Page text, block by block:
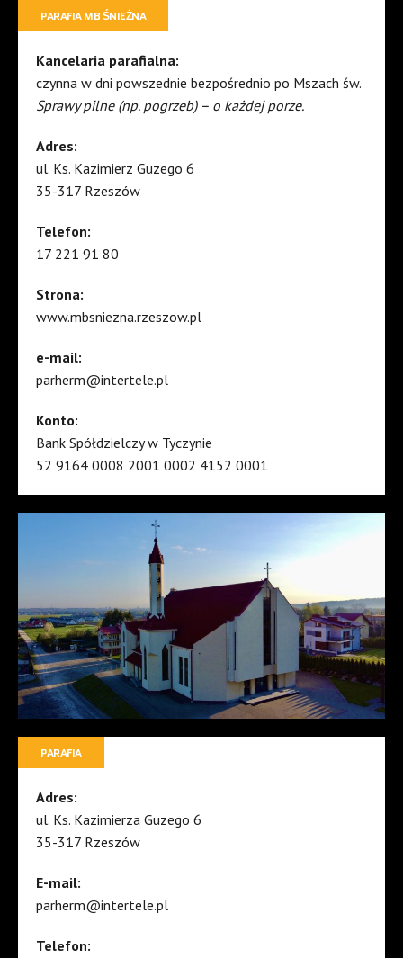
PARAFIA MB ŚNIEŻNA
Kancelaria parafialna:
czynna w dni powszednie bezpośrednio po Mszach św.
Sprawy pilne (np. pogrzeb) – o każdej porze.
Adres:
ul. Ks. Kazimierz Guzego 6
35-317 Rzeszów
Telefon:
17 221 91 80
Strona:
www.mbsniezna.rzeszow.pl
e-mail:
parherm@intertele.pl
Konto:
Bank Spółdzielczy w Tyczynie
52 9164 0008 2001 0002 4152 0001
PARAFIA
Adres:
ul. Ks. Kazimierza Guzego 6
35-317 Rzeszów
E-mail:
parherm@intertele.pl
Telefon: